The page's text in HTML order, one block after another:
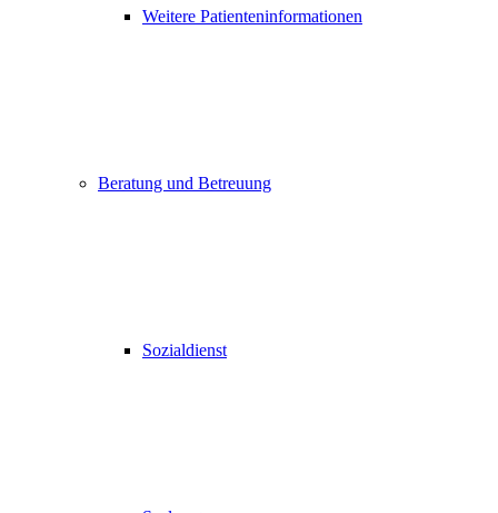
Weitere Patienteninformationen
Beratung und Betreuung
Sozialdienst